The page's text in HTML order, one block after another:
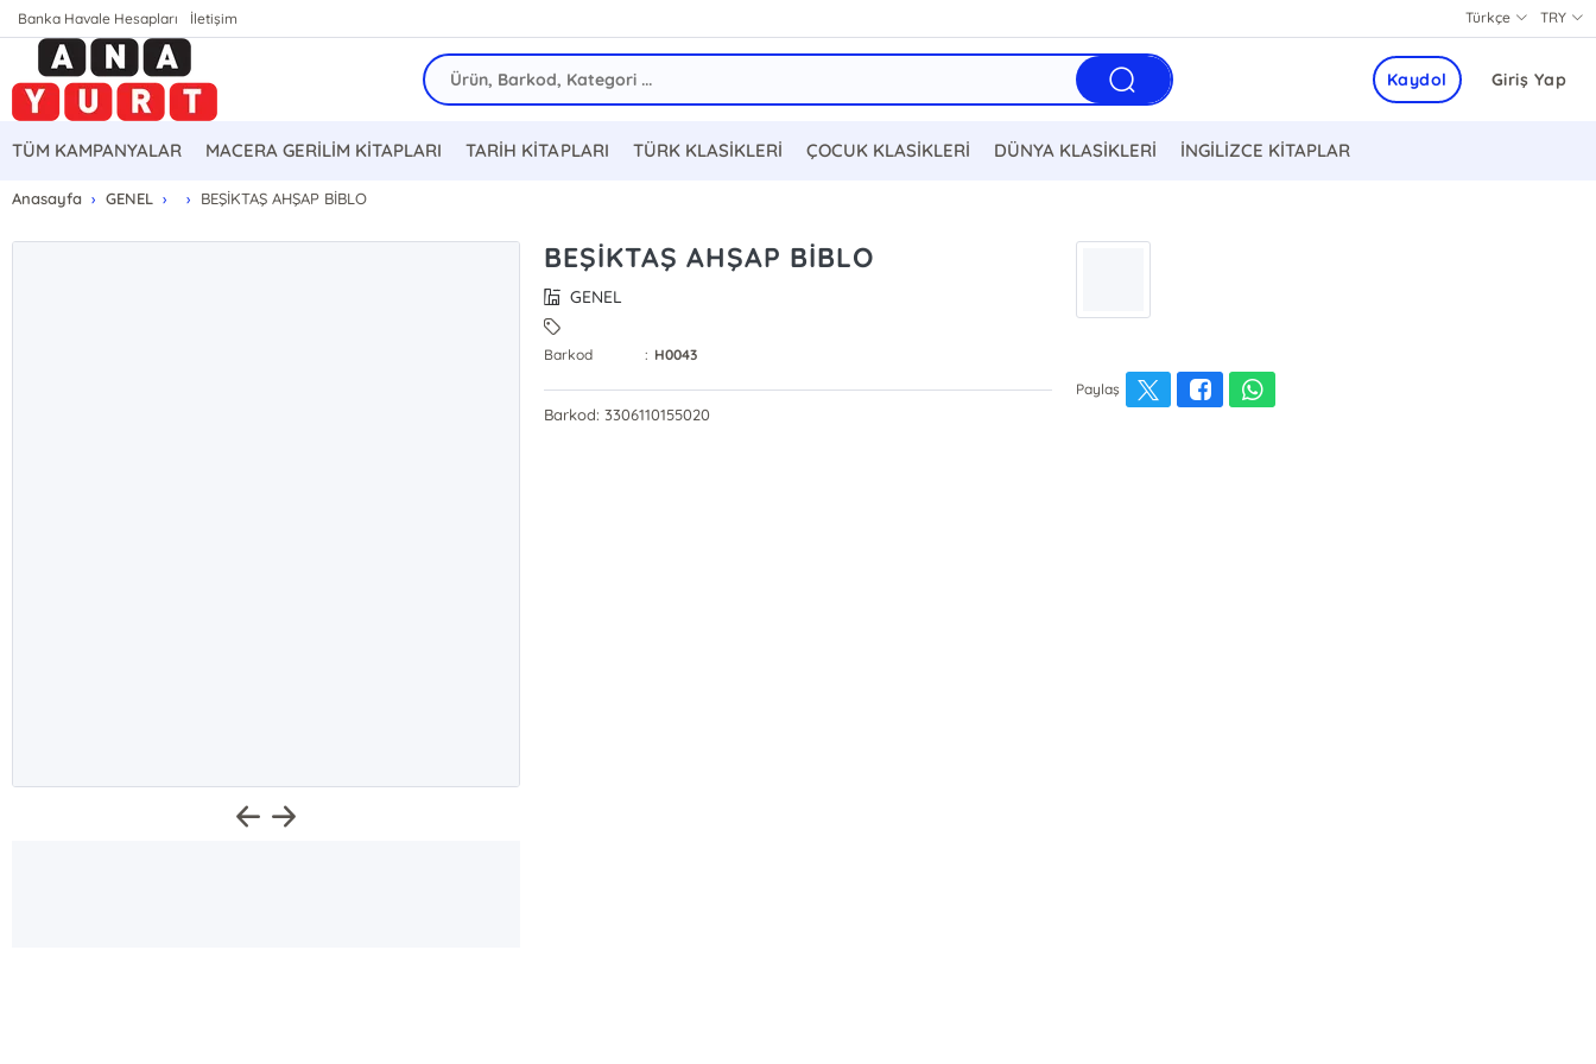
Banka Havale Hesapları İletişim TRY
Türkçe
Giriş Yap
Kaydol
TÜM KAMPANYALAR MACERA GERİLİM KİTAPLARI TARİH KİTAPLARI TÜRK KLASİKLERİ ÇOCUK KLASİKLERİ DÜNYA KLASİKLERİ İNGİLİZCE KİTAPLAR
Anasayfa GENEL BEŞİKTAŞ AHŞAP BİBLO
BEŞİKTAŞ AHŞAP BİBLO
GENEL
Barkod : H0043
Barkod: 3306110155020
Paylaş